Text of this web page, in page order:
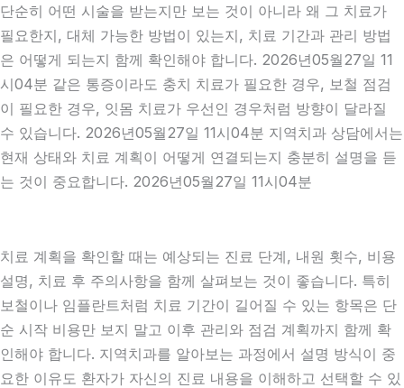
단순히 어떤 시술을 받는지만 보는 것이 아니라 왜 그 치료가
필요한지, 대체 가능한 방법이 있는지, 치료 기간과 관리 방법
은 어떻게 되는지 함께 확인해야 합니다. 2026년05월27일 11
시04분 같은 통증이라도 충치 치료가 필요한 경우, 보철 점검
이 필요한 경우, 잇몸 치료가 우선인 경우처럼 방향이 달라질
수 있습니다. 2026년05월27일 11시04분 지역치과 상담에서는
현재 상태와 치료 계획이 어떻게 연결되는지 충분히 설명을 듣
는 것이 중요합니다. 2026년05월27일 11시04분
치료 계획을 확인할 때는 예상되는 진료 단계, 내원 횟수, 비용
설명, 치료 후 주의사항을 함께 살펴보는 것이 좋습니다. 특히
보철이나 임플란트처럼 치료 기간이 길어질 수 있는 항목은 단
순 시작 비용만 보지 말고 이후 관리와 점검 계획까지 함께 확
인해야 합니다. 지역치과를 알아보는 과정에서 설명 방식이 중
요한 이유도 환자가 자신의 진료 내용을 이해하고 선택할 수 있